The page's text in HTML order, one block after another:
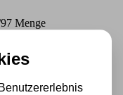
Menge